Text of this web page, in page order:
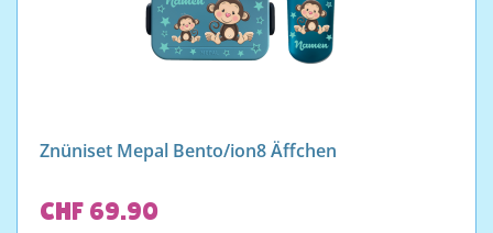
Znüniset Mepal Bento/ion8 Äffchen
CHF 69.90